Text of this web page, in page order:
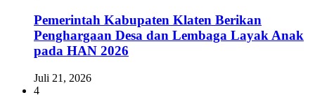
Pemerintah Kabupaten Klaten Berikan
Penghargaan Desa dan Lembaga Layak Anak
pada HAN 2026
Juli 21, 2026
4